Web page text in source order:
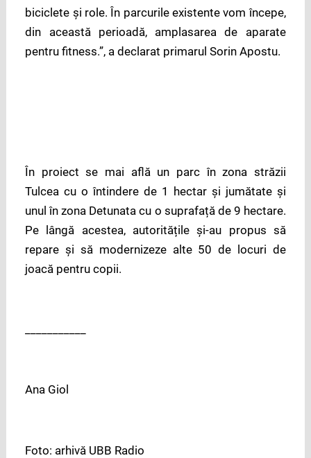
biciclete și role. În parcurile existente vom începe,
din această perioadă, amplasarea de aparate
pentru fitness.”, a declarat primarul Sorin Apostu.
În proiect se mai află un parc în zona străzii
Tulcea cu o întindere de 1 hectar și jumătate și
unul în zona Detunata cu o suprafață de 9 hectare.
Pe lângă acestea, autoritățile și-au propus să
repare și să modernizeze alte 50 de locuri de
joacă pentru copii.
Ana Giol
Foto: arhivă UBB Radio